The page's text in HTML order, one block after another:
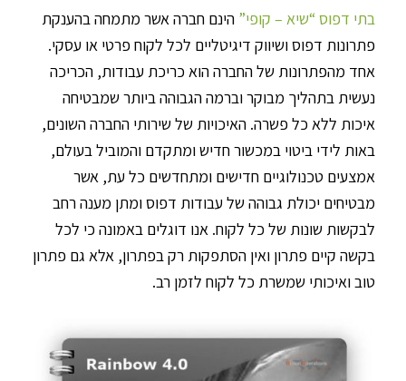
בתי דפוס “שיא – קופי” הינם חברה אשר מתמחה בהענקת
פתרונות דפוס ושיווק דיגיטליים לכל לקוח פרטי או עסקי.
אחד מהפתרונות של החברה הוא כריכת עבודות, הכריכה
נעשית בתהליך מבוקר וברמה הגבוהה ביותר שמבטיחה
איכות ללא כל פשרה. האיכויות של שירותי החברה השונים,
באות לידי ביטוי במכשור חדיש ומתקדם והמוביל בעולם,
אמצעים טכנולוגיים חדישים ומתחדשים כל עת, אשר
מבטיחים יכולת גבוהה של עבודות דפוס ומתן מענה רחב
לבקשות שונות של כל לקוח. אנו דוגלים באמונה כי לכל
בקשה קיים פתרון ואין הסתפקות רק בפתרון, אלא גם פתרון
טוב ואיכותי שמשרת כל לקוח לזמן רב.